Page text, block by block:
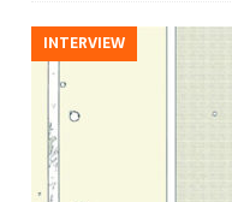
INTERVIEW